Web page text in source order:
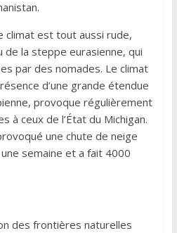
climat est tout aussi rude,
de la steppe eurasienne, qui
par des nomades. Le climat
d’une grande étendue
provoque régulièrement
à ceux de l’État du Michigan.
une chute de neige
semaine et a fait 4000
des frontières naturelles